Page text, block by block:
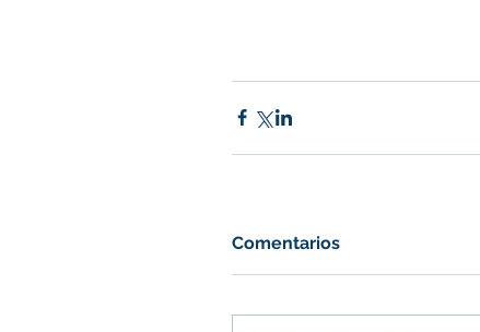
Comentarios